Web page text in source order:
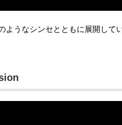
ようなシンセとともに展開して